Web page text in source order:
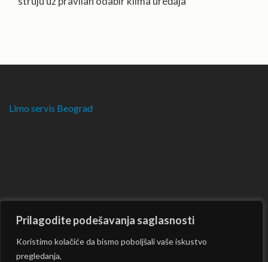
Prilagodite podešavanja saglasnosti
Koristimo kolačiće da bismo poboljšali vaše iskustvo
pregledanja,
Limo servis Beograd